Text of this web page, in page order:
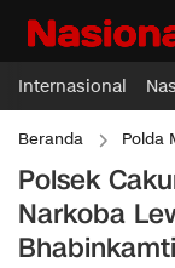
Internasional
Beranda Polda
Polsek
Narkoba